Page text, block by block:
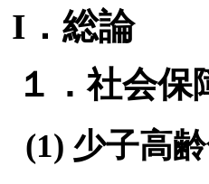
I．総論
１．社会
(1) 少子高